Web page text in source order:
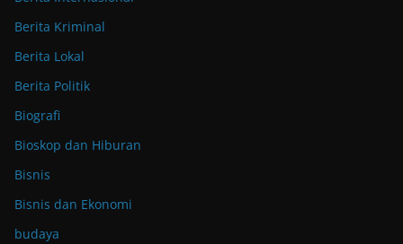
Berita Kriminal
Berita Lokal
Berita Politik
Biografi
Bioskop dan Hiburan
Bisnis
Bisnis dan Ekonomi
budaya